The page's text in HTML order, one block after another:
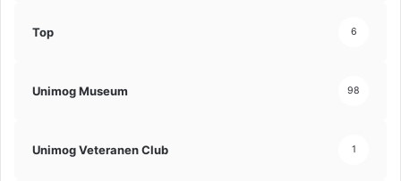
Top 6
Unimog Museum 98
Unimog Veteranen Club 1